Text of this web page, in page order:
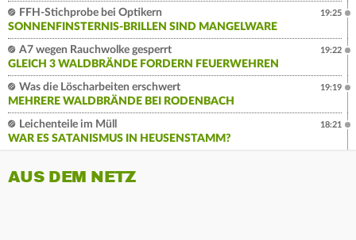
FFH-Stichprobe bei Optikern
SONNENFINSTERNIS-BRILLEN SIND MANGELWARE
19:25
A7 wegen Rauchwolke gesperrt
GLEICH 3 WALDBRÄNDE FORDERN FEUERWEHREN
19:22
Was die Löscharbeiten erschwert
MEHRERE WALDBRÄNDE BEI RODENBACH
19:19
Leichenteile im Müll
WAR ES SATANISMUS IN HEUSENSTAMM?
18:21
AUS DEM NETZ